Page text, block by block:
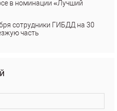
в номинации «Лучший
сотрудники ГИБДД на 30
часть